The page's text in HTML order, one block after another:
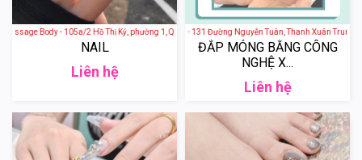
Body - 105a/2 Hồ Thị Kỷ, phường 1, Quận 10, Ho Chi Minh City, Vietnam
NAIL
Liên hệ
LAMIA beauty boutique - 131 Đường Nguyễn Tuân, Thanh Xuân Trung,
ĐẮP MÓNG BẰNG CÔNG
NGHỆ X...
Liên hệ